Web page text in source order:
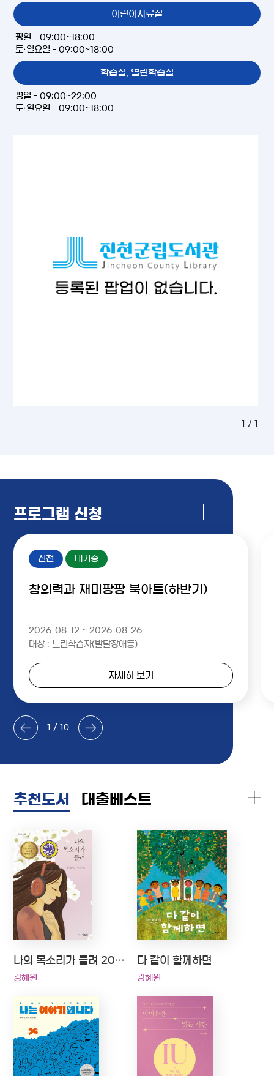
어린이자료실
평일 - 09:00~18:00
토·일요일 - 09:00~18:00
학습실, 열린학습실
평일 - 09:00~22:00
토·일요일 - 09:00~18:00
1 / 1
프로그램 신청
진천 대기중
창의력과 재미팡팡 북아트(하반기)
2026-08-12 ~ 2026-08-26
대상 : 느린학습자(발달장애등)
자세히 보기
1 / 10
추천도서 대출베스트
나의 목소리가 들려 2020 나다움어린이책 선정
광혜원
다 같이 함께하면
광혜원